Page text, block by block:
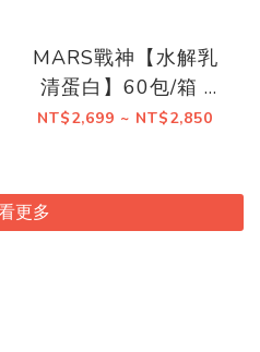
MARS戰神【水解乳
清蛋白】60包/箱 |
共15種口味
NT$2,699 ~ NT$2,850
更多